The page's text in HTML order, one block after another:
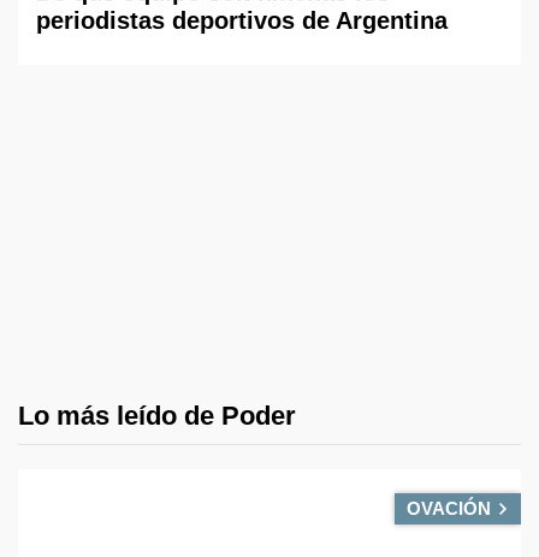
periodistas deportivos de Argentina
Lo más leído de Poder
OVACIÓN